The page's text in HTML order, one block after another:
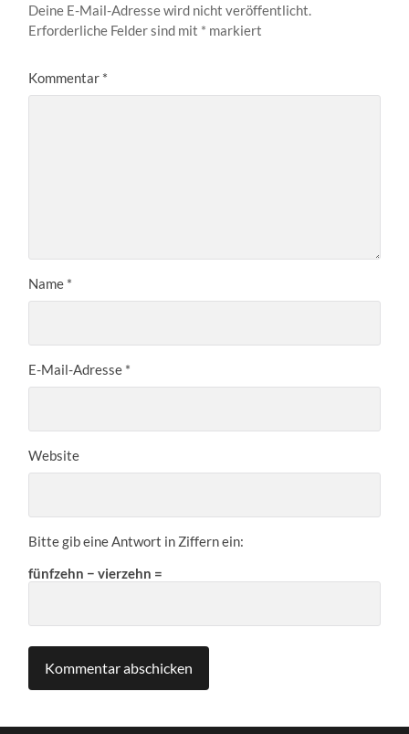
Deine E-Mail-Adresse wird nicht veröffentlicht.
Erforderliche Felder sind mit * markiert
Kommentar *
Name *
E-Mail-Adresse *
Website
Bitte gib eine Antwort in Ziffern ein:
fünfzehn − vierzehn =